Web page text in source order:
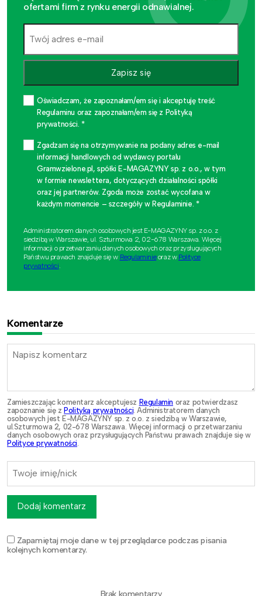
ofertami firm z rynku energii odnawialnej.
Zapisz się
Oświadczam, że zapoznałam/em się i akceptuję treść
Regulaminu oraz zapoznałam/em się z Polityką
prywatności. *
Zgadzam się na otrzymywanie na podany adres e-mail
informacji handlowych od wydawcy portalu
Gramwzielone.pl, spółki E-MAGAZYNY sp. z o.o., w tym
w formie newslettera, dotyczących działalności spółki
oraz jej partnerów. Zgoda może zostać wycofana w
każdym momencie – szczegóły w Regulaminie. *
Administratorem danych osobowych jest E-MAGAZYNY sp. z o.o. z
siedzibą w Warszawie, ul. Szturmowa 2, 02-678 Warszawa. Więcej
informacji o przetwarzaniu danych osobowych oraz przysługujących
Państwu prawach znajduje się w Regulaminieoraz w Polityce
prywatności.
Komentarze
Zamieszczając komentarz akceptujesz Regulamin oraz potwierdzasz
zapoznanie się z Polityką prywatności. Administratorem danych
osobowych jest E-MAGAZYNY sp. z o.o. z siedzibą w Warszawie,
ul.Szturmowa 2, 02-678 Warszawa. Więcej informacji o przetwarzaniu
danych osobowych oraz przysługujących Państwu prawach znajduje się w
Polityce prywatności.
Zapamiętaj moje dane w tej przeglądarce podczas pisania
kolejnych komentarzy.
Dodaj komentarz
Brak komentarzy